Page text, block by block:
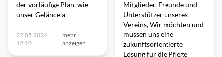
der vorläufige Plan, wie
unser Gelände a
22.05.2024,
12:10
mehr
anzeigen
Mitglieder, Freunde und
Unterstützer unseres
Vereins, Wir möchten und
müssen uns eine
zukunftsorientierte
Lösung für die Pflege